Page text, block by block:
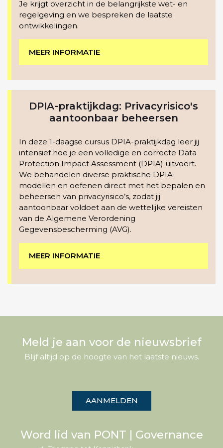
Je krijgt overzicht in de belangrijkste wet- en
regelgeving en we bespreken de laatste
ontwikkelingen.
MEER INFORMATIE
DPIA-praktijkdag: Privacyrisico's
aantoonbaar beheersen
In deze 1-daagse cursus DPIA-praktijkdag leer jij
intensief hoe je een volledige en correcte Data
Protection Impact Assessment (DPIA) uitvoert.
We behandelen diverse praktische DPIA-
modellen en oefenen direct met het bepalen en
beheersen van privacyrisico’s, zodat jij
aantoonbaar voldoet aan de wettelijke vereisten
van de Algemene Verordening
Gegevensbescherming (AVG).
MEER INFORMATIE
Meld je aan voor de nieuwsbrief
Blijf altijd op de hoogte van het laatste nieuws.
AANMELDEN
Word lid van PONT | Governance